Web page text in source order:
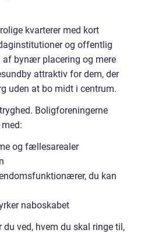
kvarterer med kort
og offentlig
bynær placering og mere
attraktiv for dem, der
uden at bo midt i centrum.
Boligforeningerne
og fællesarealer
du kan
naboskabet
du ved, hvem du skal ringe til,